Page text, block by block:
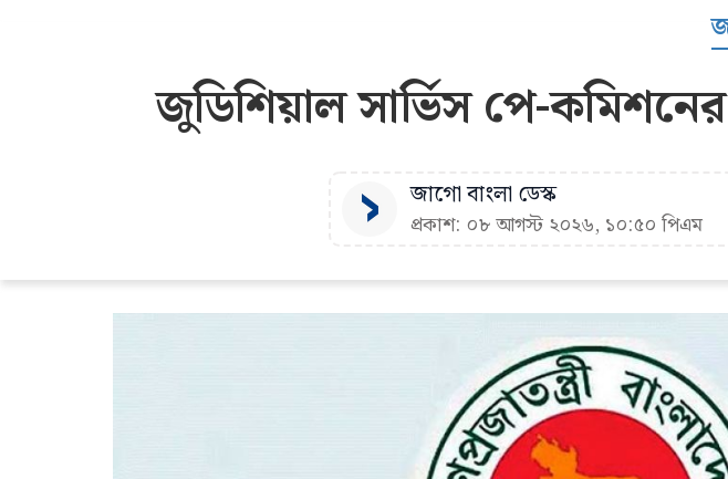
জুডিশিয়াল সার্ভিস পে-
জাগো বাংলা ডেস্ক
প্রকাশ: ০৮ আগস্ট ২০২৬, ১০:৫০ পিএম